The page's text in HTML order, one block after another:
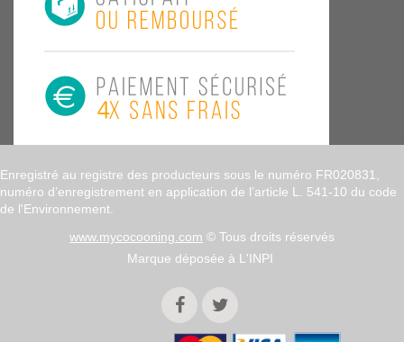
Enregistré au registre des producteurs sous le numéro FR020831,
numéro d’enregistrement en application de l’article L. 541-10 du code
de l'Environnement.
www.mycocooning.com © Tous droits réservés
Marque déposée à L'INPI